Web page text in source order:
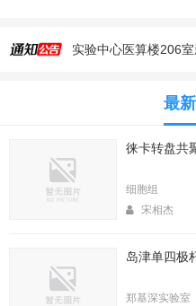
实验中心医算楼206
生命科学实验中心
2025年4月春季大型仪
生命中心2025寒假值
2026年春季大型仪器
生命科学实验中心
最新
徕卡转盘共
细胞组
宋相杰
岛津单四极
郑基深实验室